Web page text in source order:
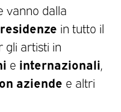
vanno dalla
residenze in tutto il
gli artisti in
e internazionali
aziende e altri